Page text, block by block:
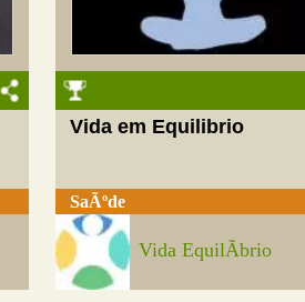
Vida em Equilibrio
SaÃºde
Vida EquilÃ­brio